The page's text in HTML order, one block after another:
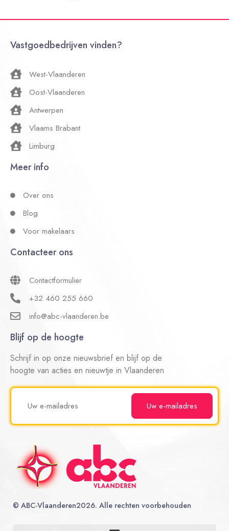
Vastgoedbedrijven vinden?
West-Vlaanderen
Oost-Vlaanderen
Antwerpen
Vlaams Brabant
Limburg
Meer info
Over ons
Blog
Voor makelaars
Contacteer ons
Contactformulier
+32 460 255 660
info@abc-vlaanderen.be
Blijf op de hoogte
Schrijf in op onze nieuwsbrief en blijf op de
hoogte van acties en nieuwtje in Vlaanderen
© ABC-Vlaanderen2026. Alle rechten voorbehouden